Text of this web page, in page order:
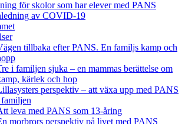
för skolor som har elever med PANS
av COVID-19
tillbaka efter PANS. En familjs kamp och
i familjen sjuka – en mammas berättelse om
kärlek och hop
perspektiv – att växa upp med PANS
leva med PANS som 13-åring
morbrors perspektiv på livet med PANS